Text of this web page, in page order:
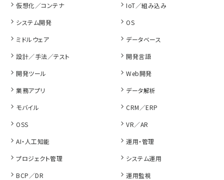
仮想化／コンテナ
IoT／組み込み
システム開発
OS
ミドルウェア
データベース
設計／手法／テスト
開発言語
開発ツール
Web開発
業務アプリ
データ解析
モバイル
CRM／ERP
OSS
VR／AR
AI・人工知能
運用・管理
プロジェクト管理
システム運用
BCP／DR
運用監視